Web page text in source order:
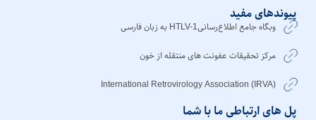
پیوندهای مفید
وبگاه جامع اطلاع‌رسانیHTLV-1 به زبان فارسی
مرکز تحقیقات عفونت های منتقله از خون
International Retrovirology Association (IRVA)
پل های ارتباطی ما با شما